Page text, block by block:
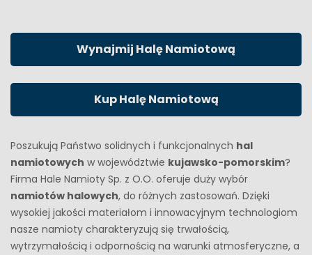
Wynajmij Halę Namiotową
Kup Halę Namiotową
Poszukują Państwo solidnych i funkcjonalnych hal
namiotowych w województwie kujawsko-pomorskim?
Firma Hale Namioty Sp. z O.O. oferuje duży wybór
namiotów halowych, do różnych zastosowań. Dzięki
wysokiej jakości materiałom i innowacyjnym technologiom
nasze namioty charakteryzują się trwałością,
wytrzymałością i odpornością na warunki atmosferyczne, a